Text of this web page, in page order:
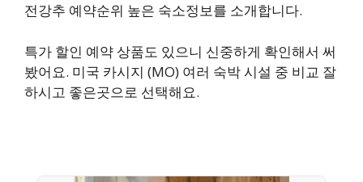
전강추 예약순위 높은 숙소정보를 소개합니다.
특가 할인 예약 상품도 있으니 신중하게 확인해서 써
봤어요. 미국 카시지 (MO) 여러 숙박 시설 중 비교 잘
하시고 좋은곳으로 선택해요.